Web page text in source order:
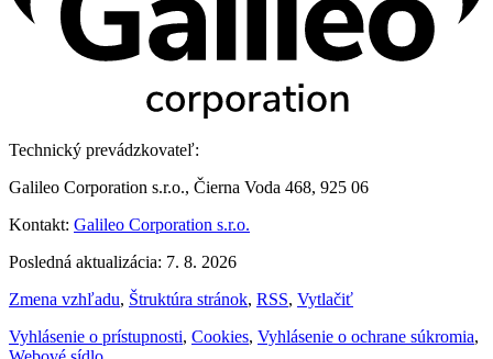
Technický prevádzkovateľ:
Galileo Corporation s.r.o., Čierna Voda 468, 925 06
Kontakt: Galileo Corporation s.r.o.
Posledná aktualizácia: 7. 8. 2026
Zmena vzhľadu, Štruktúra stránok, RSS, Vytlačiť
Vyhlásenie o prístupnosti, Cookies, Vyhlásenie o ochrane súkromia,